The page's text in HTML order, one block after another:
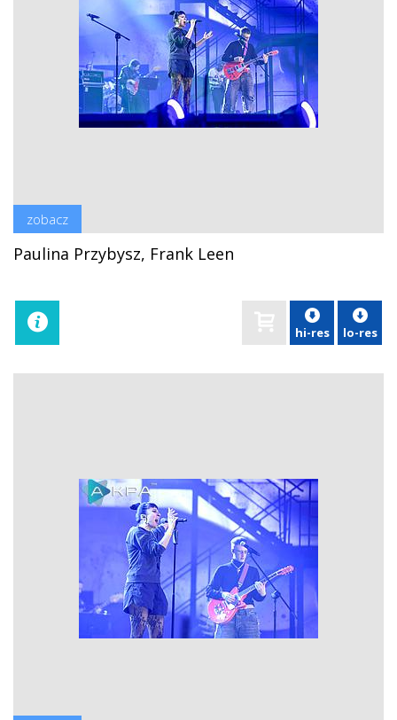
zobacz
Paulina Przybysz, Frank Leen
hi-res lo-res